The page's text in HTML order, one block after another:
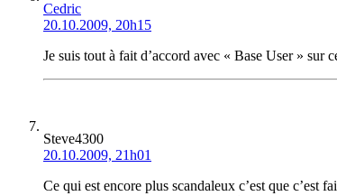
Cedric
20.10.2009, 20h15
Je suis tout à fait d’accord avec « Base User » sur
Steve4300
20.10.2009, 21h01
Ce qui est encore plus scandaleux c’est que c’est